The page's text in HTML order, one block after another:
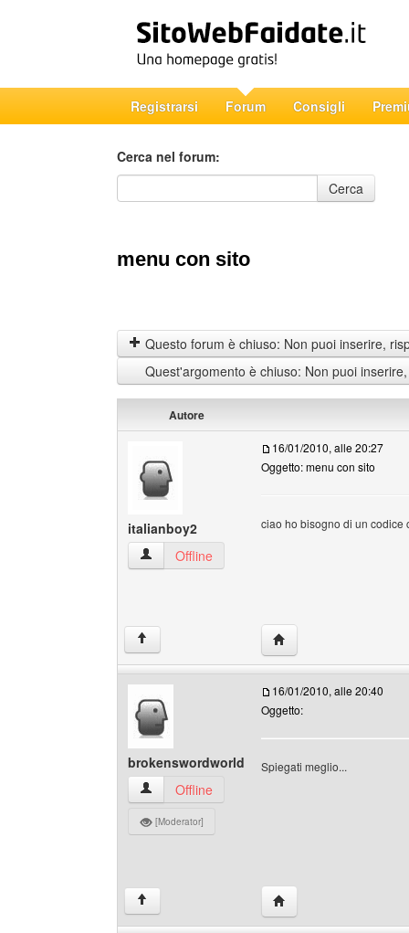
Registrarsi Forum Consigli
Cerca nel forum:
Cerca nel forum
Cerca
menu con sito
Questo forum è chiuso: Non puoi inserire,
Quest'argomento è chiuso: Non puoi
Autore
italianboy2
italianboy2 Profilo
Offline
16/01/2010, alle 20:27
Oggetto: menu con sito
ciao ho bisogno di un codice
↑ HomePage: italianboy2
brokenswordworld
brokenswordworld Profilo
Offline
[Moderator]
16/01/2010, alle 20:40
Oggetto:
Spiegati meglio...
↑ HomePage: